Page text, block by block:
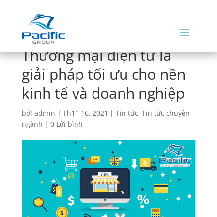
Thương mại điện tử là
giải pháp tối ưu cho nền
kinh tế và doanh nghiệp
bởi admin | Th11 16, 2021 | Tin tức, Tin tức chuyên
ngành | 0 Lời bình